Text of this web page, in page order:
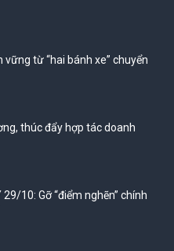
từ “hai bánh xe” chuyển
thúc đẩy hợp tác doanh
29/10: Gỡ “điểm nghẽn” chính